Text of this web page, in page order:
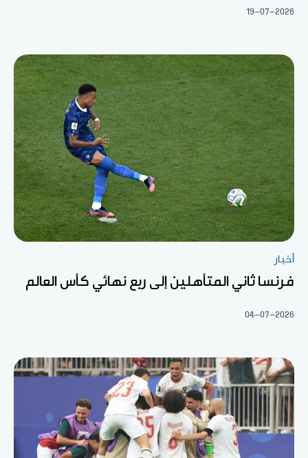
19-07-2026
أخبار
فرنسا ثاني المتأهلين إلى ربع نهائي كأس العالم
04-07-2026